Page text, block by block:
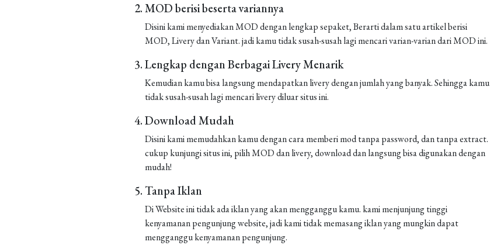
MOD berisi beserta variannya
Disini kami menyediakan MOD dengan lengkap sepaket, Berarti dalam satu artikel berisi
MOD, Livery dan Variant. jadi kamu tidak susah-susah lagi mencari varian-varian dari MOD ini.
Lengkap dengan Berbagai Livery Menarik
Kemudian kamu bisa langsung mendapatkan livery dengan jumlah yang banyak. Sehingga kamu
tidak susah-susah lagi mencari livery diluar situs ini.
Download Mudah
Disini kami memudahkan kamu dengan cara memberi mod tanpa password, dan tanpa extract.
cukup kunjungi situs ini, pilih MOD dan livery, download dan langsung bisa digunakan dengan
mudah!
Tanpa Iklan
Di Website ini tidak ada iklan yang akan mengganggu kamu. kami menjunjung tinggi
kenyamanan pengunjung website, jadi kami tidak memasang iklan yang mungkin dapat
mengganggu kenyamanan pengunjung.